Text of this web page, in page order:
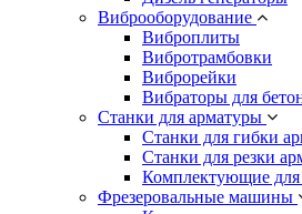
Виброоборудование
Виброплиты
Вибротрамбовки
Виброрейки
Вибраторы для
Станки для арматуры
Станки для гибки
Станки для резки
Комплектующие для
Фрезеровальные машины